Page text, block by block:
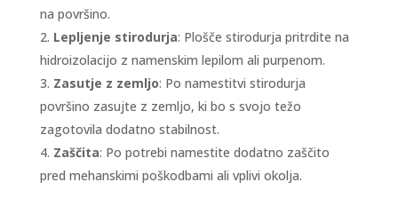
na površino.
Lepljenje stirodurja: Plošče stirodurja pritrdite na
hidroizolacijo z namenskim lepilom ali purpenom.
Zasutje z zemljo: Po namestitvi stirodurja
površino zasujte z zemljo, ki bo s svojo težo
zagotovila dodatno stabilnost.
Zaščita: Po potrebi namestite dodatno zaščito
pred mehanskimi poškodbami ali vplivi okolja.